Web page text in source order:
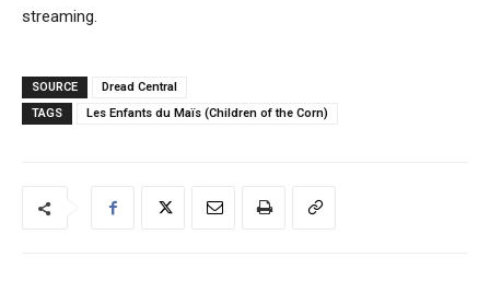
streaming.
SOURCE
Dread Central
TAGS
Les Enfants du Maïs (Children of the Corn)